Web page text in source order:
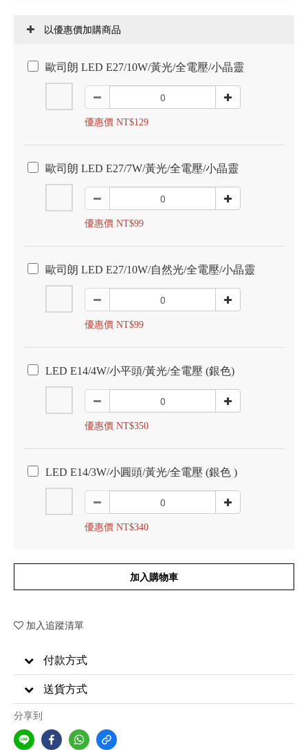
以優惠價加購商品
歐司朗 LED E27/10W/黃光/全電壓/小晶靈
優惠價 NT$129
歐司朗 LED E27/7W/黃光/全電壓/小晶靈
優惠價 NT$99
歐司朗 LED E27/10W/自然光/全電壓/小晶靈
優惠價 NT$99
LED E14/4W/小平頭/黃光/全電壓 (銀色)
優惠價 NT$350
LED E14/3W/小圓頭/黃光/全電壓 (銀色 )
優惠價 NT$340
加入購物車
加入追蹤清單
付款方式
送貨方式
分享到